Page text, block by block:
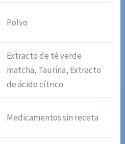
Polvo
Extracto de té verde
matcha, Taurina, Extracto
de ácido cítrico
Medicamentos sin receta